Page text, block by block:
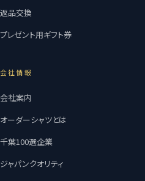
返品交換
プレゼント用ギフト券
会社情報
会社案内
オーダーシャツとは
千葉100選企業
ジャパンクオリティ